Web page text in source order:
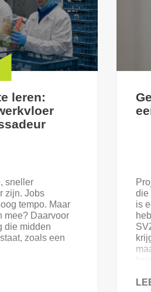
leren:
sneller
zijn. Jobs
tempo. Maar
mee? Daarvoor
die midden
zoals een
die
is